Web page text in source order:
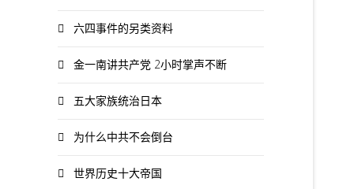
六四事件的另类资料
金一南讲共产党 2小时掌声不断
五大家族统治日本
为什么中共不会倒台
世界历史十大帝国